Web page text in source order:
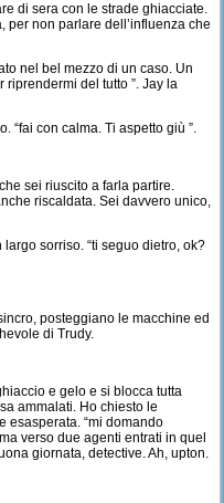
di sera con le strade ghiacciate.
per non parlare dell’influenza che
nel bel mezzo di un caso. Un
del tutto ”. Jay la
“fai con calma. Ti aspetto giù ”.
sei riuscito a farla partire.
riscaldata. Sei davvero unico,
sorriso. “ti seguo dietro, ok?
posteggiano le macchine ed
di Trudy.
e gelo e si blocca tutta
ammalati. Ho chiesto le
esasperata. “mi domando
verso due agenti entrati in quel
giornata, detective. Ah, upton.